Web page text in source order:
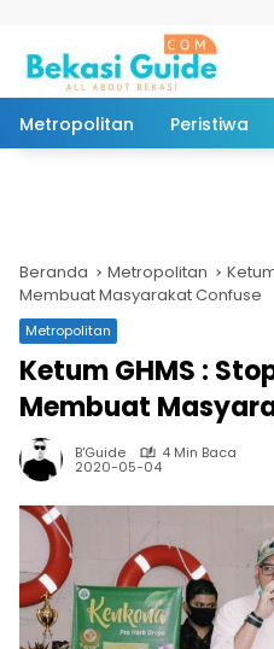
Metropolitan Peristiwa
Beranda Metropolitan
Membuat Masyarakat Confuse
Metropolitan
Ketum GHMS :
Membuat
B'Guide 4 Min Baca
2020-05-04